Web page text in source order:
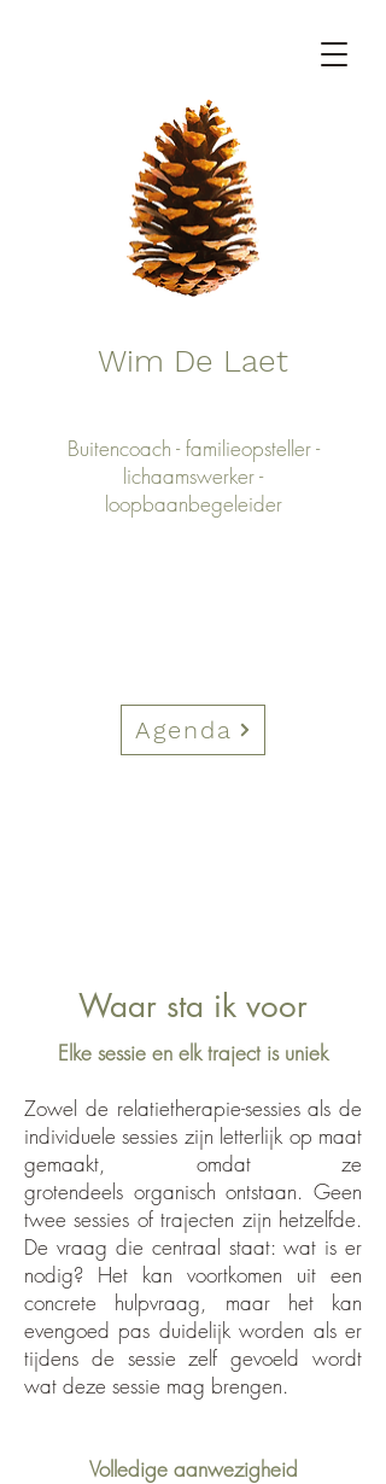
Wim De Laet
Buitencoach - familieopsteller -
lichaamswerker -
loopbaanbegeleider
Agenda
Waar sta ik voor
Elke sessie en elk traject is uniek
Zowel de relatietherapie-sessies als de
individuele sessies zijn letterlijk op maat
gemaakt, omdat ze
grotendeels organisch ontstaan. Geen
twee sessies of trajecten zijn hetzelfde.
De vraag die centraal staat: wat is er
nodig? Het kan voortkomen uit een
concrete hulpvraag, maar het kan
evengoed pas duidelijk worden als er
tijdens de sessie zelf gevoeld wordt
wat deze sessie mag brengen.
Volledige aanwezigheid